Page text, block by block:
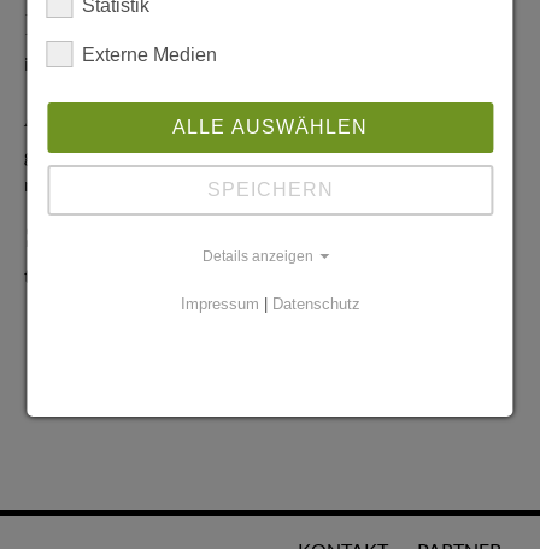
Redaktionelle Anfragen
info@stadtglanz.de
Anzeigen-Service
graen@mediaworldgmbh.deoder
meyer@mediaworldgmbh.de
tipps@stadtglanz.de
Statistik
Externe Medien
ALLE AUSWÄHLEN
SPEICHERN
Details anzeigen
Impressum | Datenschutz